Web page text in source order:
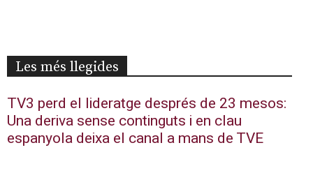
Les més llegides
TV3 perd el lideratge després de 23 mesos:
Una deriva sense continguts i en clau
espanyola deixa el canal a mans de TVE